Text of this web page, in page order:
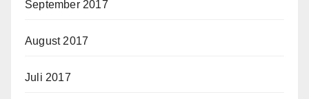
September 2017
August 2017
Juli 2017